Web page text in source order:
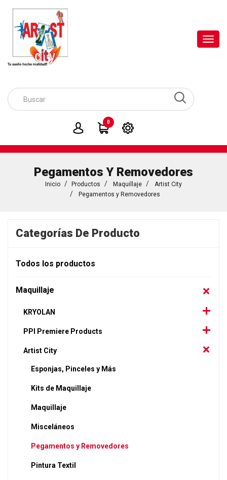
0
Pegamentos Y Removedores
Inicio Productos Maquillaje
Artist City
Pegamentos y Removedores
Categorías De Producto
Todos los productos
Maquillaje
KRYOLAN
PPI Premiere Products
Artist City
Esponjas, Pinceles y Más
Kits de Maquillaje
Maquillaje
Misceláneos
Pegamentos y Removedores
Pintura Textil